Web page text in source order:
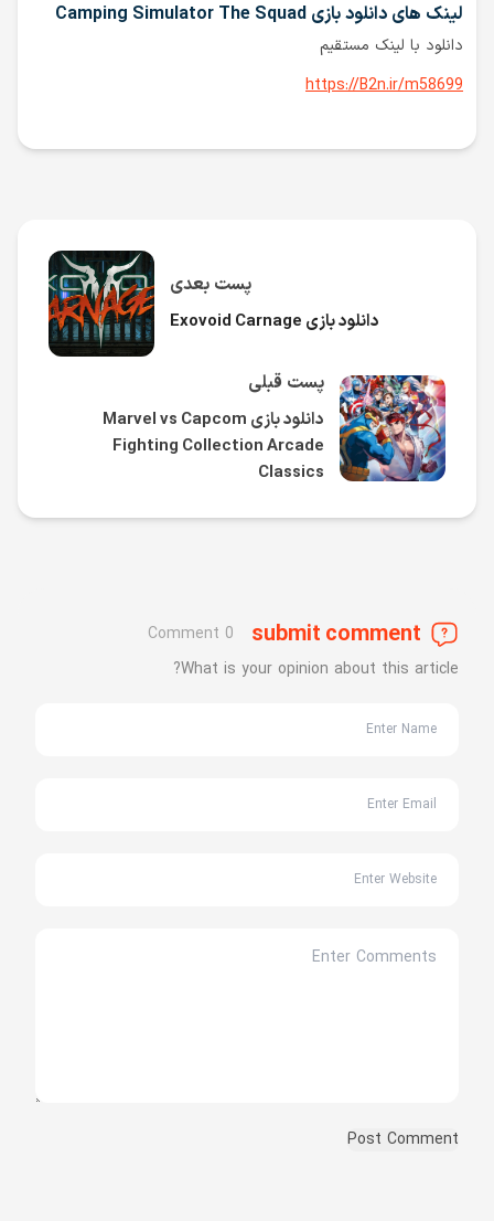
لینک های دانلود بازی Camping Simulator The Squad
دانلود با لینک مستقیم
https://B2n.ir/m58699
پست قبلی
دانلود بازی Marvel vs Capcom
Fighting Collection Arcade
Classics
پست بعدی
دانلود بازی Exovoid Carnage
submit comment
0 Comment
What is your opinion about this article?